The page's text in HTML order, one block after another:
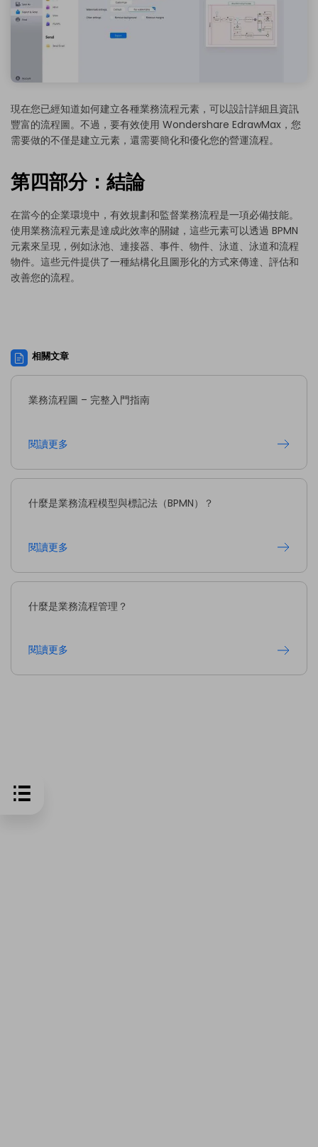
現在您已經知道如何建立各種業務流程元素，可以設計詳細且資訊
豐富的流程圖。不過，要有效使用 Wondershare EdrawMax，您
需要做的不僅是建立元素，還需要簡化和優化您的營運流程。
第四部分：結論
在當今的企業環境中，有效規劃和監督業務流程是一項必備技能。
使用業務流程元素是達成此效率的關鍵，這些元素可以透過 BPMN
元素來呈現，例如泳池、連接器、事件、物件、泳道、泳道和流程
物件。這些元件提供了一種結構化且圖形化的方式來傳達、評估和
改善您的流程。
相關文章
業務流程圖 – 完整入門指南
閱讀更多
什麼是業務流程模型與標記法（BPMN）？
閱讀更多
什麼是業務流程管理？
閱讀更多